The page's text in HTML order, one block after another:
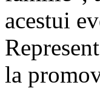
acestui
la